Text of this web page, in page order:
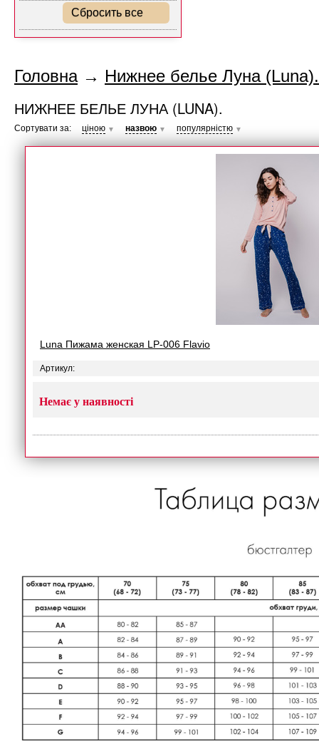
Сбросить все
Головна→ Нижнее белье Луна (Luna).
НИЖНЕЕ БЕЛЬЕ ЛУНА (LUNA).
Сортувати за: ціною ▼ назвою ▼ популярністю ▼
Luna Пижама женская LP-006 Flavio
Артикул:
Немає у наявності